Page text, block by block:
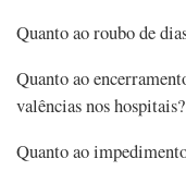
Quanto ao roubo de
Quanto ao
valências nos hospitais?
Quanto ao